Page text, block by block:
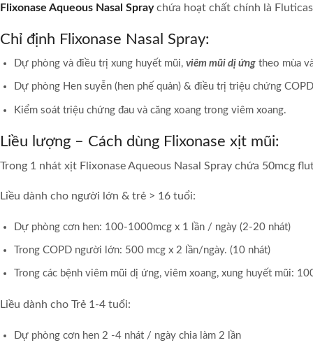
Flixonase Aqueous Nasal Spraychứa hoạt chất chính là
Chỉ định Flixonase Nasal Spray:
Dự phòng và điều trị xung huyết mũi, viêm mũi dị ứng theo mùa
Dự phòng Hen suyễn (hen phế quản) & điều trị triệu chứng
Kiểm soát triệu chứng đau và căng xoang trong viêm xoang.
Liều lượng – Cách dùng Flixonase xịt mũi:
Trong 1 nhát xịt Flixonase Aqueous Nasal Spray chứa 50mcg
Liều dành cho người lớn & trẻ > 16 tuổi:
Dự phòng cơn hen: 100-1000mcg x 1 lần / ngày (2-20 nhát)
Trong COPD người lớn: 500 mcg x 2 lần/ngày. (10 nhát)
Trong các bệnh viêm mũi dị ứng, viêm xoang, xung huyết mũi:
Liều dành cho Trẻ 1-4 tuổi:
Dự phòng cơn hen 2 -4 nhát / ngày chia làm 2 lần